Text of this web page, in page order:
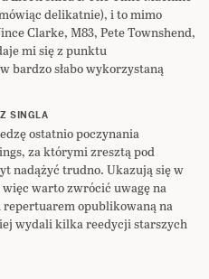
delikatnie), i to mimo
Clarke, M83, Pete Townshend,
mi się z punktu
bardzo słabo wykorzystaną
SINGLA
ostatnio poczynania
za którymi zresztą pod
nadążyć trudno. Ukazują się w
warto zwrócić uwagę na
repertuarem opublikowaną na
wydali kilka reedycji starszych